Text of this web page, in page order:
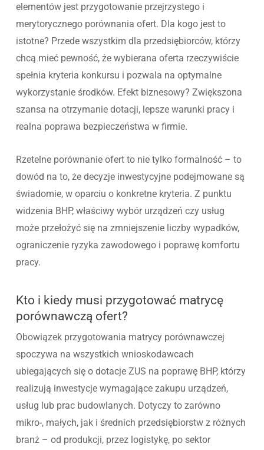
elementów jest przygotowanie przejrzystego i
merytorycznego porównania ofert. Dla kogo jest to
istotne? Przede wszystkim dla przedsiębiorców, którzy
chcą mieć pewność, że wybierana oferta rzeczywiście
spełnia kryteria konkursu i pozwala na optymalne
wykorzystanie środków. Efekt biznesowy? Zwiększona
szansa na otrzymanie dotacji, lepsze warunki pracy i
realna poprawa bezpieczeństwa w firmie.
Rzetelne porównanie ofert to nie tylko formalność – to
dowód na to, że decyzje inwestycyjne podejmowane są
świadomie, w oparciu o konkretne kryteria. Z punktu
widzenia BHP, właściwy wybór urządzeń czy usług
może przełożyć się na zmniejszenie liczby wypadków,
ograniczenie ryzyka zawodowego i poprawę komfortu
pracy.
Kto i kiedy musi przygotować matrycę
porównawczą ofert?
Obowiązek przygotowania matrycy porównawczej
spoczywa na wszystkich wnioskodawcach
ubiegających się o dotacje ZUS na poprawę BHP, którzy
realizują inwestycje wymagające zakupu urządzeń,
usług lub prac budowlanych. Dotyczy to zarówno
mikro-, małych, jak i średnich przedsiębiorstw z różnych
branż – od produkcji, przez logistykę, po sektor